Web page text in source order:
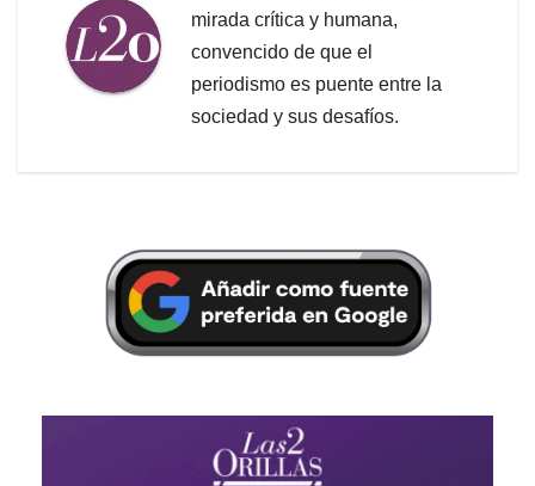
mirada crítica y humana,
convencido de que el
periodismo es puente entre la
sociedad y sus desafíos.